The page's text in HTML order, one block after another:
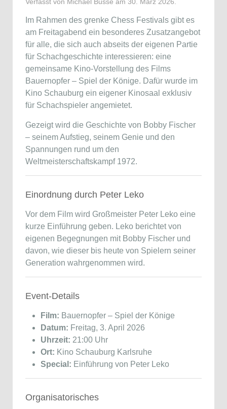
Im Rahmen des grenke Chess Festivals gibt es
am Freitagabend ein besonderes Zusatzangebot
für alle, die sich auch abseits der eigenen Partie
für Schachgeschichte interessieren: eine
gemeinsame Kino-Vorstellung des Films
Bauernopfer – Spiel der Könige. Dafür wurde im
Kino Schauburg ein eigener Kinosaal exklusiv
für Schachspieler angemietet.
Gezeigt wird die Geschichte von Bobby Fischer
– seinem Aufstieg, seinem Genie und den
Spannungen rund um den
Weltmeisterschaftskampf 1972.
Einordnung durch Peter Leko
Vor dem Film wird Großmeister Peter Leko eine
kurze Einführung geben. Leko berichtet von
eigenen Begegnungen mit Bobby Fischer und
davon, wie dieser bis heute von Spielern seiner
Generation wahrgenommen wird.
Event-Details
Film: Bauernopfer – Spiel der Könige
Datum: Freitag, 3. April 2026
Uhrzeit: 21:00 Uhr
Ort: Kino Schauburg Karlsruhe
Special: Einführung von Peter Leko
Organisatorisches